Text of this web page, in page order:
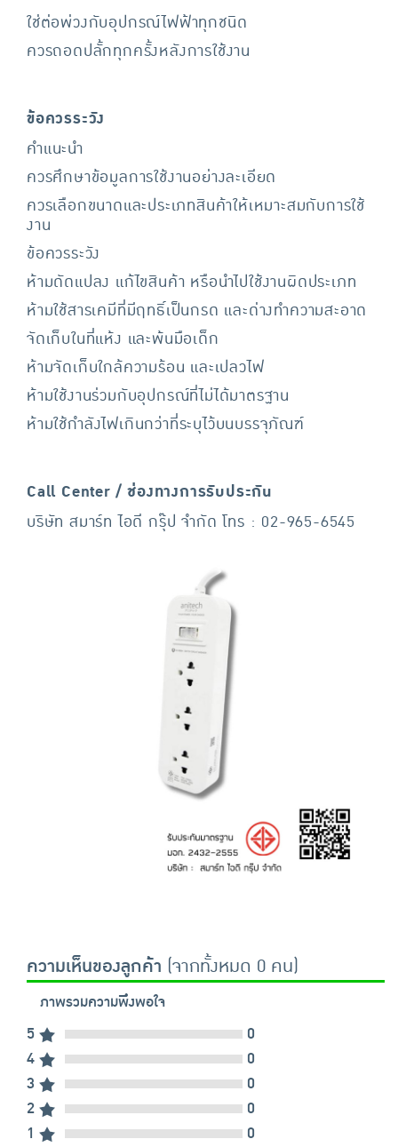
ใช่ต่อพ่วงกับอุปกรณ์ไฟฟ้าทุกชนิด
ควรถอดปลั้กทุกครั้งหลังการใช้งาน
ข้อควรระวัง
คำแนะนำ
ควรศึกษาข้อมูลการใช้งานอย่างละเอียด
ควรเลือกขนาดและประเภทสินค้าให้เหมาะสมกับการใช้
งาน
ข้อควรระวัง
ห้ามดัดแปลง แก้ไขสินค้า หรือนำไปใช้งานผิดประเภท
ห้ามใช้สารเคมีที่มีฤทธิ์เป็นกรด และด่างทำความสะอาด
จัดเก็บในที่แห้ง และพ้นมือเด็ก
ห้ามจัดเก็บใกล้ความร้อน และเปลวไฟ
ห้ามใช้งานร่วมกับอุปกรณ์ที่ไม่ได้มาตรฐาน
ห้ามใช้กำลังไฟเกินกว่าที่ระบุไว้บนบรรจุภัณฑ์
Call Center / ช่องทางการรับประกัน
บริษัท สมาร์ท ไอดี กรุ๊ป จำกัด โทร : 02-965-6545
ความเห็นของลูกค้า (จากทั้งหมด 0 คน)
ภาพรวมความพึงพอใจ
5
0
4
0
3
0
2
0
1
0